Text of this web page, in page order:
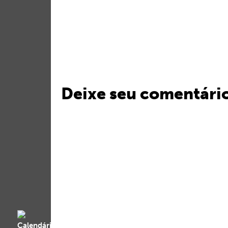
Deixe seu